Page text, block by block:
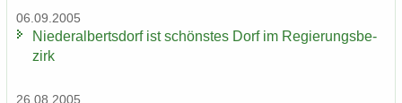
06.09.2005
Nie­der­al­berts­dorf ist schöns­tes Dorf im Re­gie­rungs­be­
zirk
26.08.2005